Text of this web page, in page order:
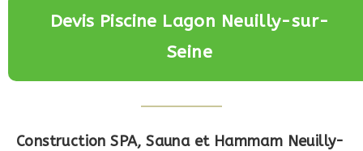
Devis Piscine Lagon Neuilly-sur-
Seine
Construction SPA, Sauna et Hammam Neuilly-